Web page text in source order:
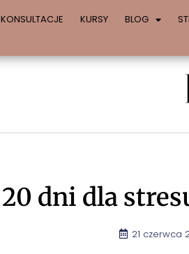
KONSULTACJE KURSY BLOG
20 dni dla
21 czerwca